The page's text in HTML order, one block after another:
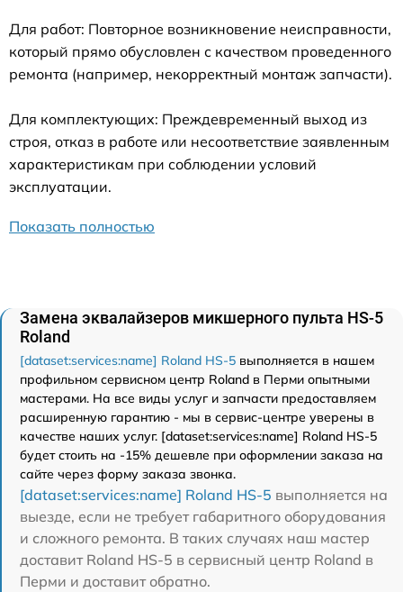
Для работ: Повторное возникновение неисправности,
который прямо обусловлен с качеством проведенного
ремонта (например, некорректный монтаж запчасти).
Для комплектующих: Преждевременный выход из
строя, отказ в работе или несоответствие заявленным
характеристикам при соблюдении условий
эксплуатации.
Показать полностью
Замена эквалайзеров микшерного пульта HS-5
Roland
[dataset:services:name] Roland HS-5 выполняется в нашем
профильном сервисном центр Roland в Перми опытными
мастерами. На все виды услуг и запчасти предоставляем
расширенную гарантию - мы в сервис-центре уверены в
качестве наших услуг. [dataset:services:name] Roland HS-5
будет стоить на -15% дешевле при оформлении заказа на
сайте через форму заказа звонка.
[dataset:services:name] Roland HS-5 выполняется на
выезде, если не требует габаритного оборудования
и сложного ремонта. В таких случаях наш мастер
доставит Roland HS-5 в сервисный центр Roland в
Перми и доставит обратно.